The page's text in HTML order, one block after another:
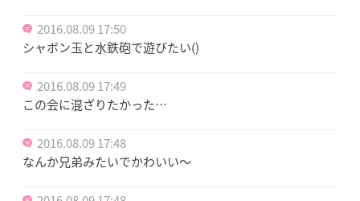
2016.08.09 17:50
シャボン玉と水鉄砲で遊びたい()
2016.08.09 17:49
この会に混ざりたかった…
2016.08.09 17:48
なんか兄弟みたいでかわいい〜